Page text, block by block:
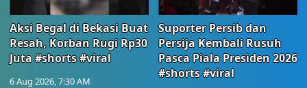
Aksi Begal di Bekasi Buat
Resah, Korban Rugi Rp30
Juta #shorts #viral
6 Aug 2026, 7:30 AM
Suporter Persib dan
Persija Kembali Rusuh
Pasca Piala Presiden 2026
#shorts #viral